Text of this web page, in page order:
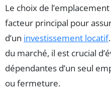
Le choix de
facteur principal pour
d’un investissement locatif
du marché, il est crucial
dépendantes d’un seul
ou fermeture.